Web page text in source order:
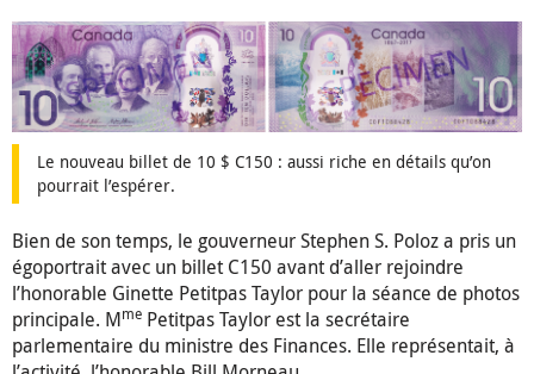
Le nouveau billet de 10 $ C150 : aussi riche en détails qu’on
pourrait l’espérer.
Bien de son temps, le gouverneur Stephen S. Poloz a pris un
égoportrait avec un billet C150 avant d’aller rejoindre
l’honorable Ginette Petitpas Taylor pour la séance de photos
principale. Mme Petitpas Taylor est la secrétaire
parlementaire du ministre des Finances. Elle représentait, à